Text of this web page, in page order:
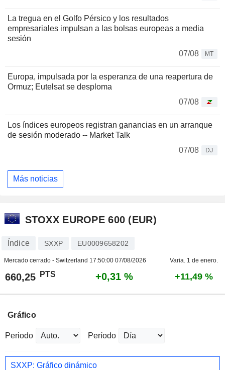
La tregua en el Golfo Pérsico y los resultados
empresariales impulsan a las bolsas europeas a media
sesión
07/08
MT
Europa, impulsada por la esperanza de una reapertura de
Ormuz; Eutelsat se desploma
07/08
Los índices europeos registran ganancias en un arranque
de sesión moderado -- Market Talk
07/08
DJ
Más noticias
STOXX EUROPE 600 (EUR)
Índice SXXP EU0009658202
Mercado cerrado - Switzerland 17:50:00 07/08/2026 Varia. 1 de enero.
660,25 PTS +0,31 % +11,49 %
Gráfico
Periodo Período
SXXP: Gráfico dinámico